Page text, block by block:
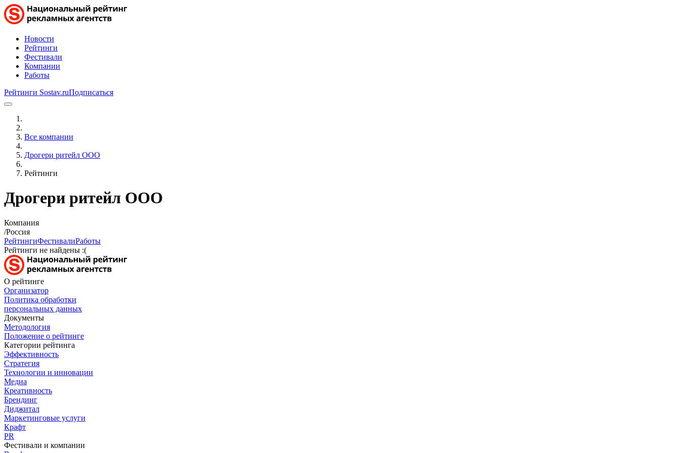
Новости
Рейтинги
Фестивали
Компании
Работы
Рейтинги Sostav.ruПодписаться
Все компании
Дрогери ритейл ООО
Рейтинги
Дрогери ритейл ООО
Компания
/Россия
РейтингиФестивалиРаботы
Рейтинги не найдены :(
О рейтинге
Организатор
Политика обработки
персональных данных
Документы
Методология
Положение о рейтинге
Категории рейтинга
Эффективность
Стратегия
Технологии и инновации
Медиа
Креативность
Брендинг
Диджитал
Маркетинговые услуги
Крафт
PR
Фестивали и компании